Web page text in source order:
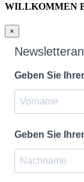
WILLKOMMEN
×
Geben Sie
Geben Sie